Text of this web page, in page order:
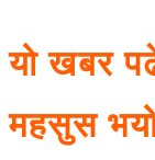
यो खबर
महसुस